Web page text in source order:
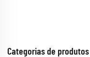
Categorias de